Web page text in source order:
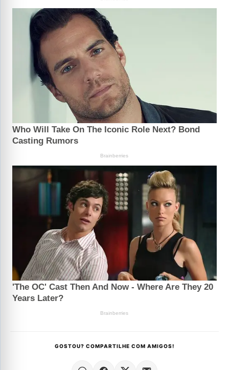
GOSTOU? COMPARTILHE COM AMIGOS!